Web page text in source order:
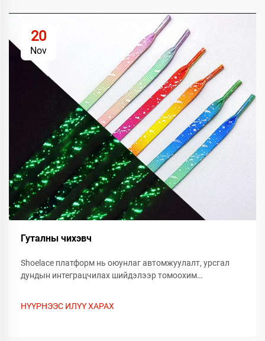
20
Nov
Гуталны чихэвч
Shoelace платформ нь оюунлаг автомжуулалт, урсгал
дундын интеграцчилах шийдэлээр томоохим
НҮҮРНЭЭС ИЛҮҮ ХАРАХ